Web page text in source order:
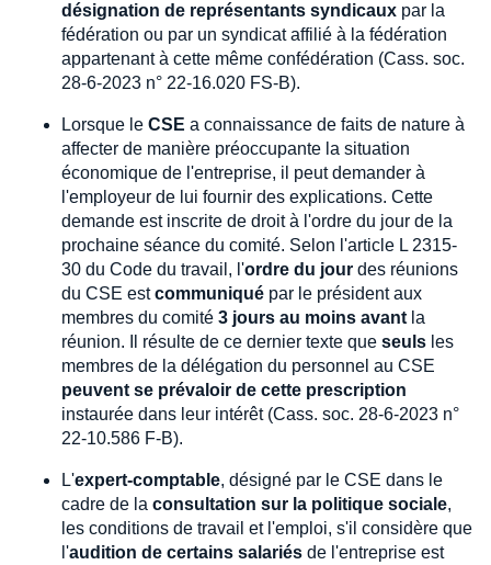
désignation de représentants syndicaux par la
fédération ou par un syndicat affilié à la fédération
appartenant à cette même confédération (Cass. soc.
28-6-2023 n° 22-16.020 FS-B).
Lorsque le CSE a connaissance de faits de nature à
affecter de manière préoccupante la situation
économique de l'entreprise, il peut demander à
l'employeur de lui fournir des explications. Cette
demande est inscrite de droit à l'ordre du jour de la
prochaine séance du comité. Selon l'article L 2315-
30 du Code du travail, l'ordre du jour des réunions
du CSE estcommuniqué par le président aux
membres du comité 3 jours au moins avant la
réunion. Il résulte de ce dernier texte que seuls les
membres de la délégation du personnel au CSE
peuvent se prévaloir de cette prescription
instaurée dans leur intérêt (Cass. soc. 28-6-2023 n°
22-10.586 F-B).
L'expert-comptable, désigné par le CSE dans le
cadre de la consultation sur la politique sociale,
les conditions de travail et l'emploi, s'il considère que
l'audition de certains salariés de l'entreprise est